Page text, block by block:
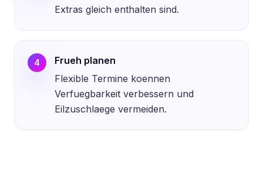
Extras gleich enthalten sind.
4
Frueh planen
Flexible Termine koennen
Verfuegbarkeit verbessern und
Eilzuschlaege vermeiden.